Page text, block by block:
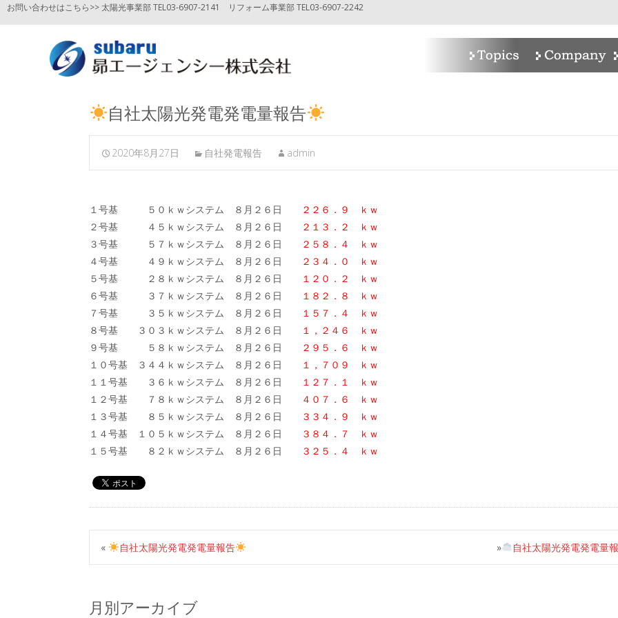
お問い合わせはこちら>> 太陽光事業部 TEL03-6907-2141 リフォーム事業部 TEL03-6907-2242
自社太陽光発電発電量報告
2020年8月27日 自社発電報告 admin
１号基 ５０ｋｗシステム ８月２６日
２２６．９ ｋｗ
２号基 ４５ｋｗシステム ８月２６日
２１３．２ ｋｗ
３号基 ５７ｋｗシステム ８月２６日
２５８．４ ｋｗ
４号基 ４９ｋｗシステム ８月２６日
２３４．０ ｋｗ
５号基 ２８ｋｗシステム ８月２６日
１２０．２ ｋｗ
６号基 ３７ｋｗシステム ８月２６日
１８２．８ ｋｗ
７号基 ３５ｋｗシステム ８月２６日
１５７．４ ｋｗ
８号基 ３０３ｋｗシステム ８月２６日
１，２４６
ｋｗ
９号基 ５８ｋｗシステム ８月２６日
２９５．６ ｋｗ
１０号基 ３４４ｋｗシステム ８月２６日
１，７０９ ｋｗ
１１号基 ３６ｋｗシステム ８月２６日
１２７．１ ｋｗ
１２号基 ７８ｋｗシステム ８月２６日
４０７．６ ｋｗ
１３号基 ８５ｋｗシステム ８月２６日
３３４．９ ｋｗ
１４号基 １０５ｋｗシステム ８月２６日
３８４．７ ｋｗ
１５号基 ８２ｋｗシステム ８月２６日
３２５．４ ｋｗ
« 自社太陽光発電発電量報告 自社太陽光発電発電量
»
月別アーカイブ